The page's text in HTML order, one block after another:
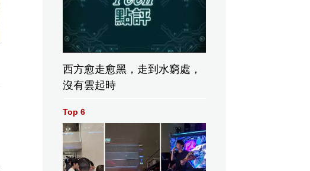
西方愈走愈黑，走到水窮處，
沒有雲起時
Top 6